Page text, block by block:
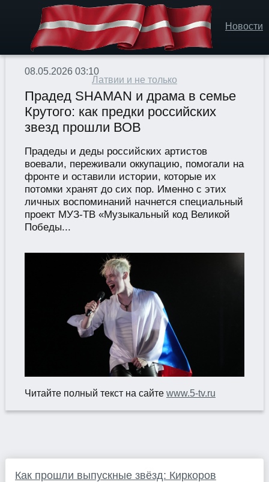
Новости
Латвии и не только
08.05.2026 03:10
Прадед SHAMAN и драма в семье
Крутого: как предки российских
звезд прошли ВОВ
Прадеды и деды российских артистов
воевали, переживали оккупацию, помогали на
фронте и оставили истории, которые их
потомки хранят до сих пор. Именно с этих
личных воспоминаний начнется специальный
проект МУЗ-ТВ «Музыкальный код Великой
Победы...
Читайте полный текст на сайте www.5-tv.ru
Как прошли выпускные звёзд: Киркоров